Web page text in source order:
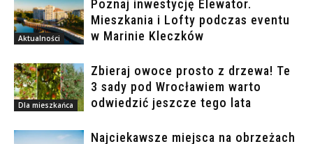
Aktualności
Poznaj inwestycję Elewator.
Mieszkania i Lofty podczas eventu
w Marinie Kleczków
Dla mieszkańca
Zbieraj owoce prosto z drzewa! Te
3 sady pod Wrocławiem warto
odwiedzić jeszcze tego lata
Najciekawsze miejsca na obrzeżach